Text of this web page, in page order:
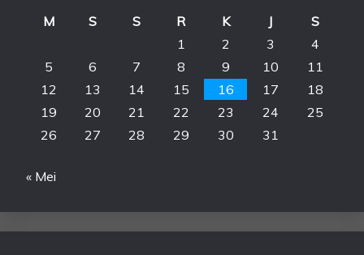
M
S S R K J
S
1
2 3
4
5
6 7 8 9 10
11
12
13 14 15 16 17
18
19
20 21 22 23 24
25
26
27 28 29 30 31
« Mei